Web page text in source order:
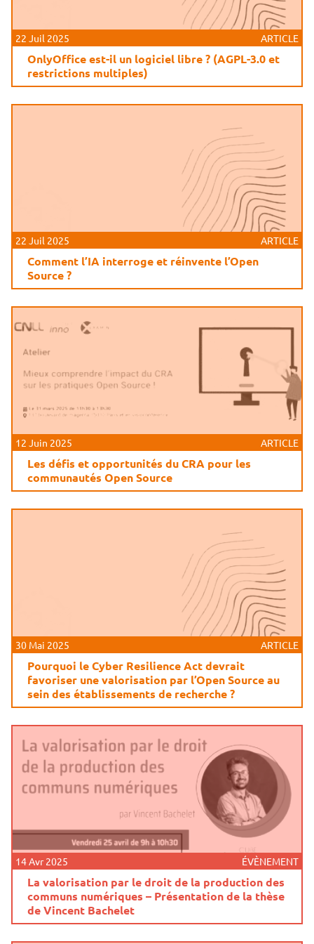
22 Juil 2025 ARTICLE
OnlyOffice est-il un logiciel libre ? (AGPL-3.0 et
restrictions multiples)
22 Juil 2025 ARTICLE
Comment l’IA interroge et réinvente l’Open
Source ?
12 Juin 2025 ARTICLE
Les défis et opportunités du CRA pour les
communautés Open Source
30 Mai 2025 ARTICLE
Pourquoi le Cyber Resilience Act devrait
favoriser une valorisation par l’Open Source au
sein des établissements de recherche ?
14 Avr 2025 ÉVÈNEMENT
La valorisation par le droit de la production des
communs numériques – Présentation de la thèse
de Vincent Bachelet